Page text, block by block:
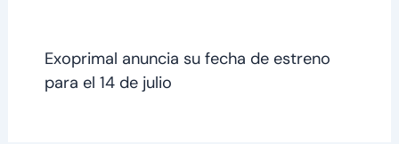
Exoprimal anuncia su fecha de estreno
para el 14 de julio